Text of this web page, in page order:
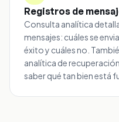
Registros de
Consulta analítica
mensajes: cuáles se
éxito y cuáles no.
analítica de
saber qué tan bien está